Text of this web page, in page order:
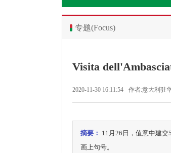
专题(Focus)
Visita
2020-11-30 16:11:54 作者:意大利驻
摘要： 11月26日，值意中建
画上句号。